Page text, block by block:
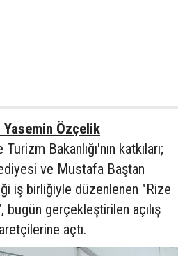
Yasemin Özçelik
Bakanlığı'nın katkıları;
ve Mustafa Baştan
iş birliğiyle düzenlenen "Rize
bugün gerçekleştirilen açılış
açtı.